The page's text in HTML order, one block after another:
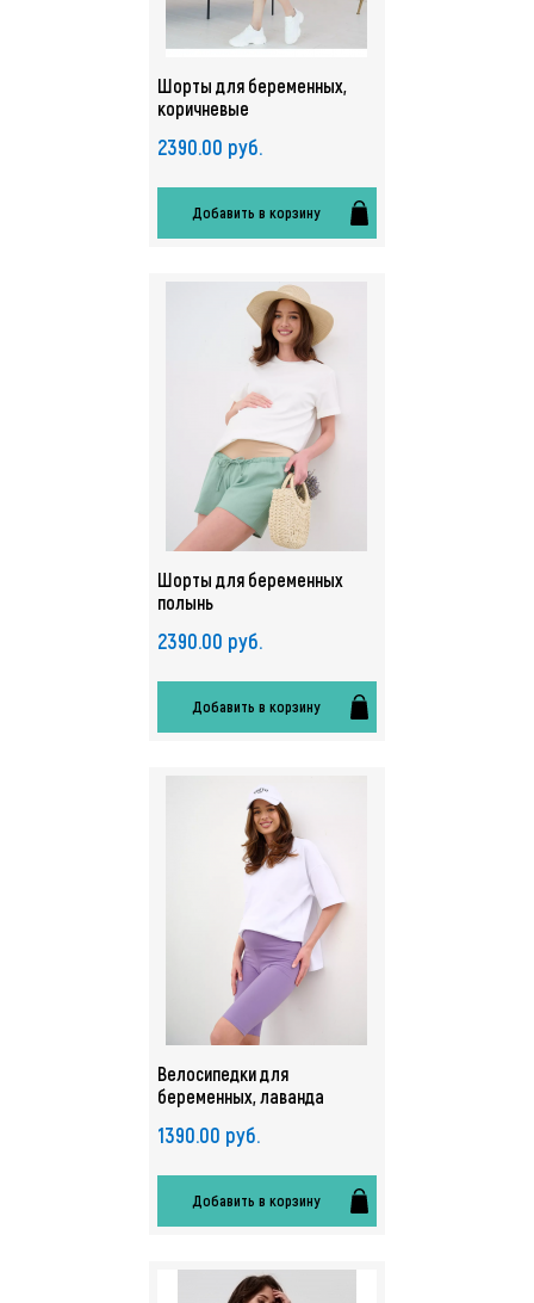
Шорты для беременных,
коричневые
2390.00 руб.
Добавить в корзину
Шорты для беременных
полынь
2390.00 руб.
Добавить в корзину
Велосипедки для
беременных, лаванда
1390.00 руб.
Добавить в корзину